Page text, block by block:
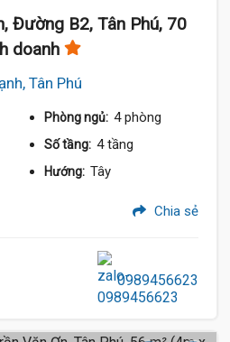
Đường B2, Tân Phú, 70
doanh
Tân Phú
Phòng ngủ: 4 phòng
Số tầng: 4 tầng
Hướng: Tây
Chia sẻ
0989456623